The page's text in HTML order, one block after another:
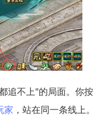
追不上"的局面。你按
家 ，站在同一条线上。